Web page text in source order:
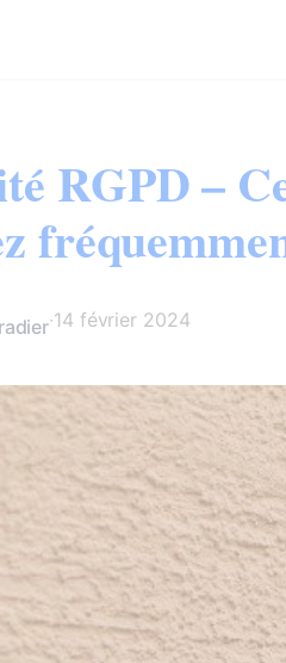
RGPD –
·14 février 2024